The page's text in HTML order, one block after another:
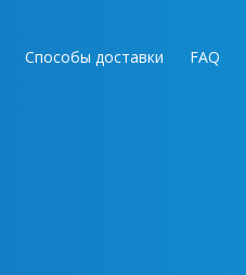
Способы доставки FAQ